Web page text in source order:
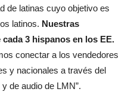
de latinas cuyo objetivo es
latinos. Nuestras
3 hispanos en los EE.
conectar a los vendedores
y nacionales a través del
de audio de LMN”.